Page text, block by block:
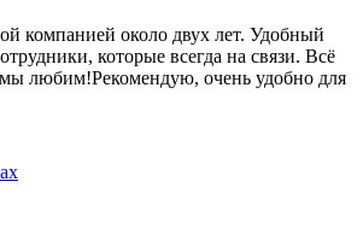
компанией около двух лет. Удобный
которые всегда на связи. Всё
мы любим!Рекомендую, очень удобно для